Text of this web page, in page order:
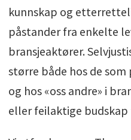
kunnskap og
påstander fra enkelte
bransjeaktører.
større både hos de
og hos «oss andre» i
eller feilaktige